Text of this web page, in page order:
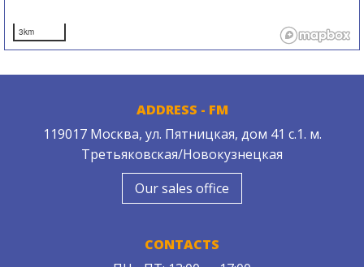
3km
ADDRESS - FM
119017 Москва, ул. Пятницкая, дом 41 с.1. м.
Третьяковская/Новокузнецкая
Our sales office
CONTACTS